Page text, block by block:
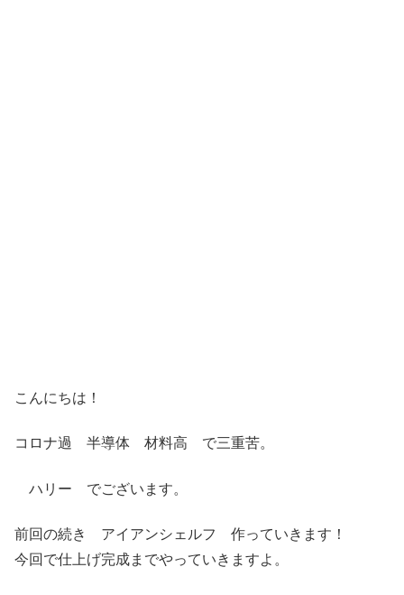
こんにちは！
コロナ過 半導体 材料高 で三重苦。
ハリー でございます。
前回の続き アイアンシェルフ 作っていきます！
今回で仕上げ完成までやっていきますよ。